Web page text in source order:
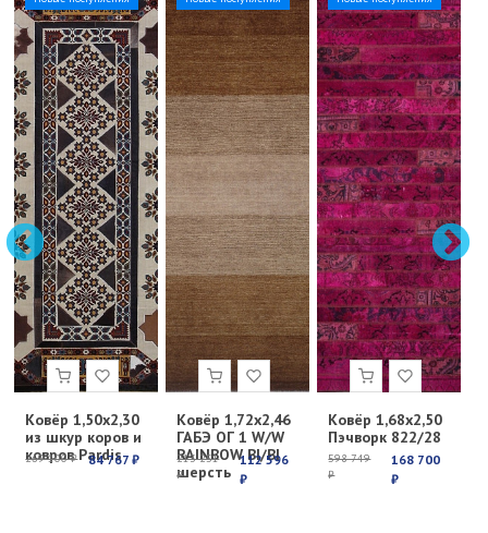
Ковёр 1,50х2,30
из шкур коров и
ковров Pardis
269 100 ₽ 84 767 ₽
Ковёр 1,72х2,46
ГАБЭ ОГ 1 W/W
RAINBOW BI/BI
шерсть
213 251
₽
112 596
₽
Ковёр 1,68х2,50
Пэчворк 822/28
598 749
₽
168 700
₽